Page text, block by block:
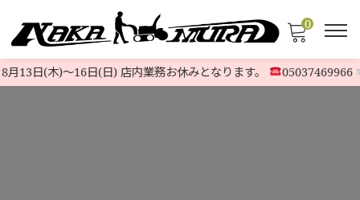
0
13日(木)〜16日(日) 店内業務お休みとなります。 05037469966